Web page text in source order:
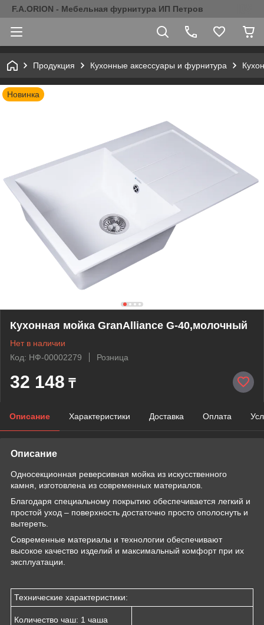
F.A.ORION - Мебельная фурнитура ИП Петров
Продукция Кухонные аксессуары и фурнитура
Новинка
Кухонная мойка GranAlliance G-40,молочный
Нет в наличии
Код: НФ-00002279
Розница
32 148 ₸
Описание Характеристики Доставка Оплата
Описание
Односекционная реверсивная мойка из искусственного
камня, изготовлена из современных материалов.
Благодаря специальному покрытию обеспечивается легкий и
простой уход – поверхность достаточно просто ополоснуть и
вытереть.
Современные материалы и технологии обеспечивают
высокое качество изделий и максимальный комфорт при их
эксплуатации.
Технические характеристики:
Количество чаш: 1 чаша